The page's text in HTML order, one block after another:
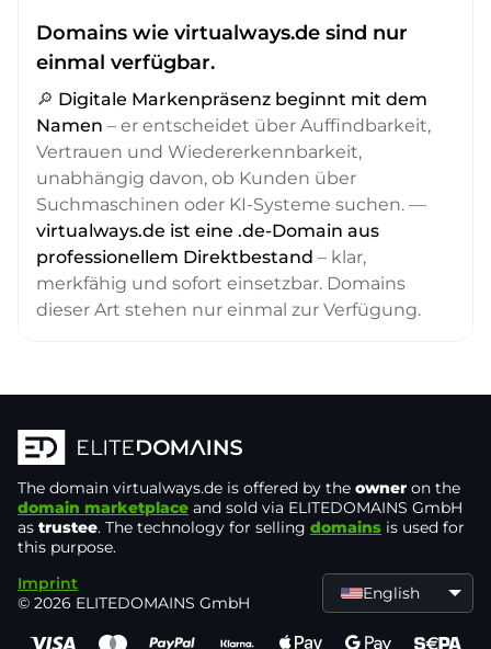
Domains wie virtualways.de sind nur
einmal verfügbar.
🔎 Digitale Markenpräsenz beginnt mit dem
Namen – er entscheidet über Auffindbarkeit,
Vertrauen und Wiedererkennbarkeit,
unabhängig davon, ob Kunden über
Suchmaschinen oder KI-Systeme suchen. —
virtualways.de ist eine .de-Domain aus
professionellem Direktbestand – klar,
merkfähig und sofort einsetzbar. Domains
dieser Art stehen nur einmal zur Verfügung.
The domain virtualways.de is offered by the owner on the
domain marketplace and sold via ELITEDOMAINS GmbH
as trustee. The technology for selling domains is used for
this purpose.
Imprint
© 2026 ELITEDOMAINS GmbH
English